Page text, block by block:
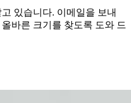
있습니다. 이메일을 보내
바른 크기를 찾도록 도와 드